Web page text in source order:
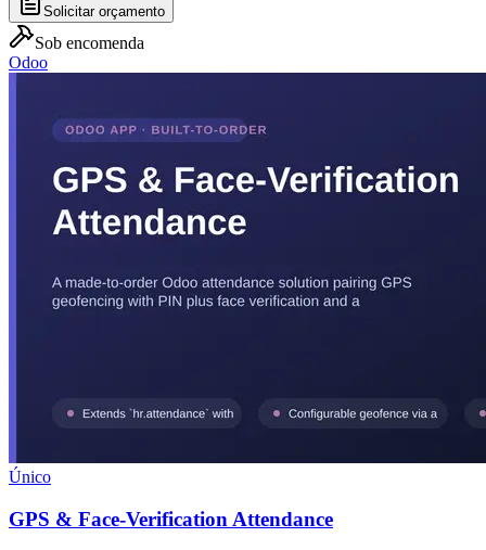
Solicitar orçamento
Sob encomenda
Odoo
Único
GPS & Face-Verification Attendance